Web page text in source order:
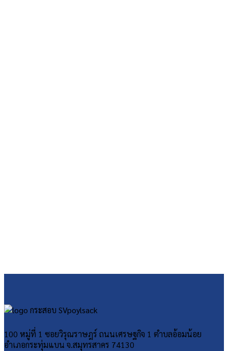
100 หมู่ที่ 1 ซอยวิรุณราษฎร์ ถนนเศรษฐกิจ 1 ตำบลอ้อมน้อย
อำเภอกระทุ่มแบน จ.สมุทรสาคร 74130